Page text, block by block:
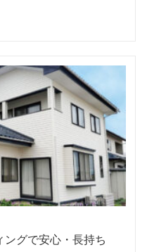
グで安心・長持ち